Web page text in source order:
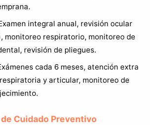
integral anual, revisión ocular
monitoreo respiratorio, monitoreo de
revisión de pliegues.
cada 6 meses, atención extra
y articular, monitoreo de
Cuidado Preventivo